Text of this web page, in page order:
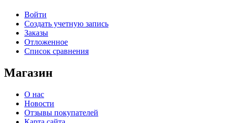
Войти
Создать учетную запись
Заказы
Отложенное
Список сравнения
Магазин
О нас
Новости
Отзывы покупателей